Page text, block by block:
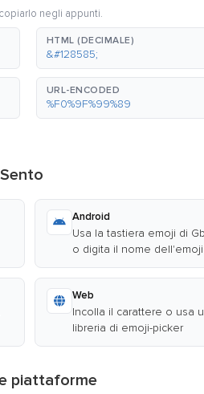
negli appunti.
HTML (DECIMALE)
&#128585;
URL-ENCODED
%F0%9F%99%89
Android
Usa la tastiera emoji di
o digita il nome dell'emoji
Web
Incolla il carattere o usa
libreria di emoji-picker
piattaforme